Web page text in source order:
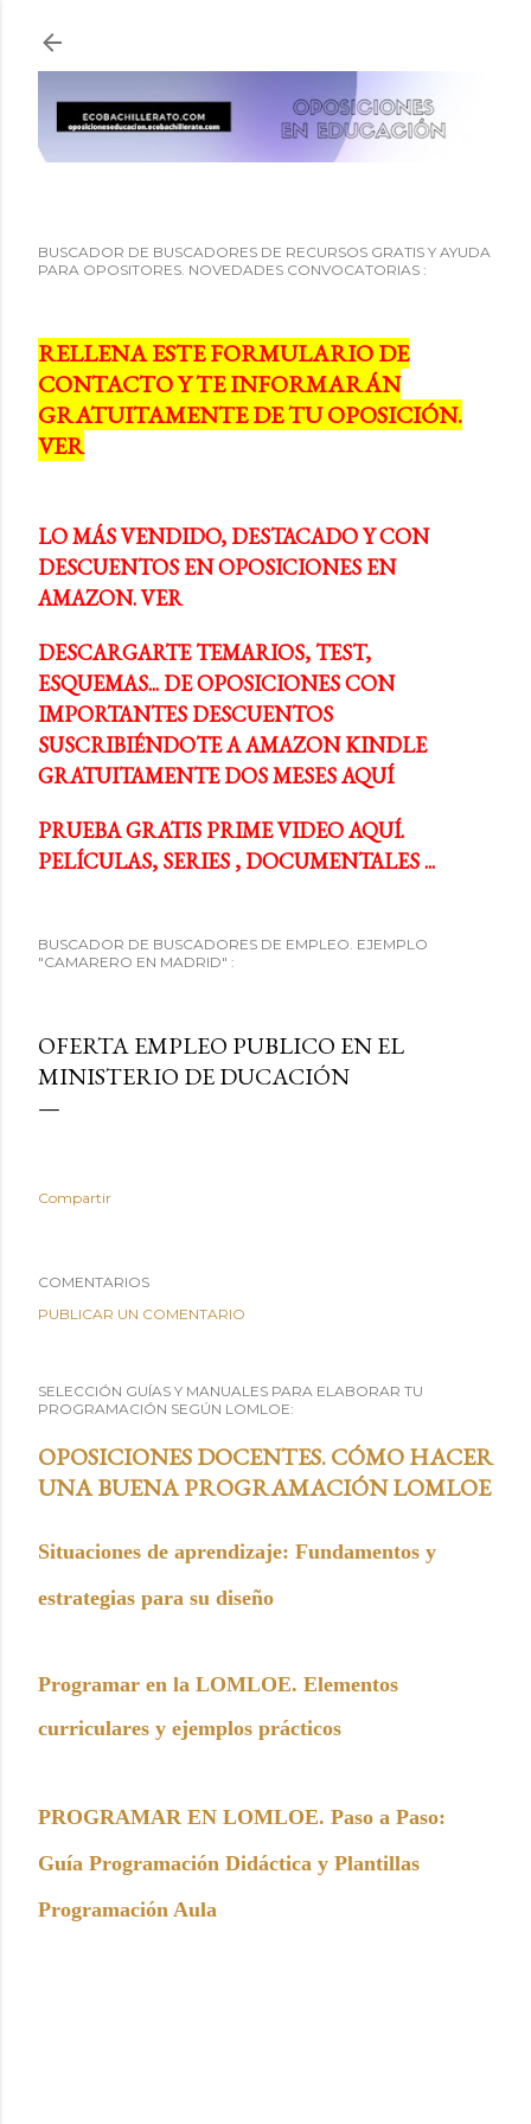
BUSCADOR DE BUSCADORES DE RECURSOS GRATIS Y AYUDA
PARA OPOSITORES. NOVEDADES CONVOCATORIAS :
RELLENA ESTE FORMULARIO DE
CONTACTO Y TE INFORMARÁN
GRATUITAMENTE DE TU OPOSICIÓN.
VER
LO MÁS VENDIDO, DESTACADO Y CON
DESCUENTOS EN OPOSICIONES EN
AMAZON. VER
DESCARGARTE TEMARIOS, TEST,
ESQUEMAS... DE OPOSICIONES CON
IMPORTANTES DESCUENTOS
SUSCRIBIÉNDOTE A AMAZON KINDLE
GRATUITAMENTE DOS MESES AQUÍ
PRUEBA GRATIS PRIME VIDEO AQUÍ.
PELÍCULAS, SERIES , DOCUMENTALES ...
BUSCADOR DE BUSCADORES DE EMPLEO. EJEMPLO
"CAMARERO EN MADRID" :
OFERTA EMPLEO PUBLICO EN EL
MINISTERIO DE DUCACIÓN
Compartir
COMENTARIOS
PUBLICAR UN COMENTARIO
SELECCIÓN GUÍAS Y MANUALES PARA ELABORAR TU
PROGRAMACIÓN SEGÚN LOMLOE:
OPOSICIONES DOCENTES. CÓMO HACER
UNA BUENA PROGRAMACIÓN LOMLOE
Situaciones de aprendizaje: Fundamentos y
estrategias para su diseño
Programar en la LOMLOE. Elementos
curriculares y ejemplos prácticos
PROGRAMAR EN LOMLOE. Paso a Paso:
Guía Programación Didáctica y Plantillas
Programación Aula